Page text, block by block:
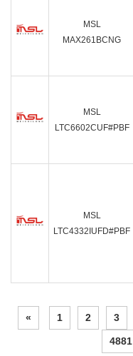
MSL
MAX261BCNG
MSL
LTC6602CUF#PBF
MSL
LTC4332IUFD#PBF
« 1 2 3
4881